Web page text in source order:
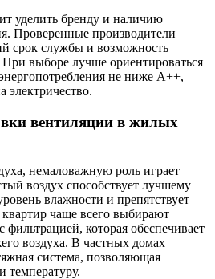
уделить бренду и наличию
Проверенные производители
срок службы и возможность
выборе лучше ориентироваться
не ниже А++,
электричество.
вентиляции в жилых
немаловажную роль играет
воздух способствует лучшему
влажности и препятствует
чаще всего выбирают
которая обеспечивает
воздуха. В частных домах
система, позволяющая
температуру.